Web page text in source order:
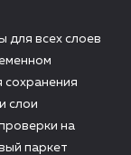
для всех слоев
слои
на
паркет